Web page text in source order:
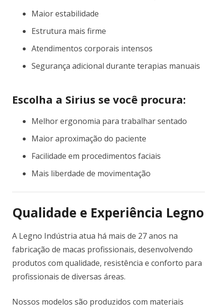
Maior estabilidade
Estrutura mais firme
Atendimentos corporais intensos
Segurança adicional durante terapias manuais
Escolha a Sirius se você procura:
Melhor ergonomia para trabalhar sentado
Maior aproximação do paciente
Facilidade em procedimentos faciais
Mais liberdade de movimentação
Qualidade e Experiência Legno
A Legno Indústria atua há mais de 27 anos na
fabricação de macas profissionais, desenvolvendo
produtos com qualidade, resistência e conforto para
profissionais de diversas áreas.
Nossos modelos são produzidos com materiais